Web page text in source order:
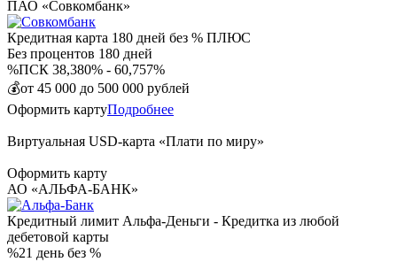
ПАО «Совкомбанк»
Кредитная карта 180 дней без % ПЛЮС
Без процентов 180 дней
%ПСК 38,380% - 60,757%
💰от 45 000 до 500 000 рублей
Оформить картуПодробнее
Виртуальная USD-карта «Плати по миру»
Оформить карту
АО «АЛЬФА-БАНК»
Кредитный лимит Альфа-Деньги - Кредитка из любой
дебетовой карты
%21 день без %